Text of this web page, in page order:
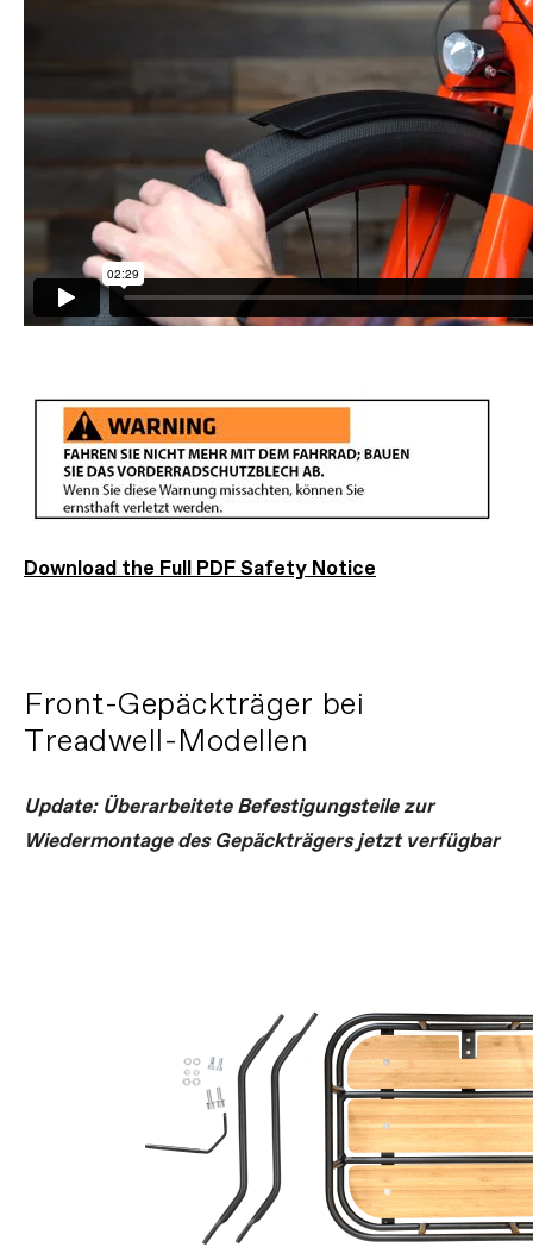
Download the Full PDF Safety Notice
Front-Gepäckträger bei
Treadwell-Modellen
Update: Überarbeitete Befestigungsteile zur
Wiedermontage des Gepäckträgers jetzt verfügbar